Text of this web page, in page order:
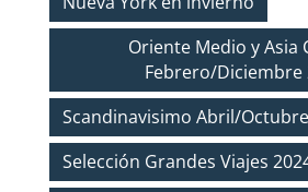
Oriente Medio y Asia
Febrero/Diciembre
Scandinavisimo Abril/
Selección Grandes Viajes